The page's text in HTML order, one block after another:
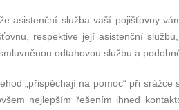
asistenční služba vaší pojišťovny
respektive její asistenční
odtahovou službu a
„přispěchají na pomoc“ při srážce
nejlepším řešením ihned